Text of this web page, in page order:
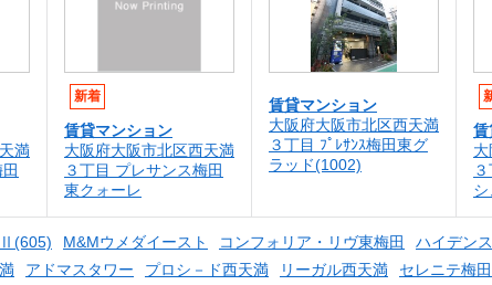
満
新着
賃貸マンション
大阪府大阪市北区西天満
３丁目 プレサンス梅田
東クォーレ
賃貸マンション
大阪府大阪市北区西天満
３丁目 ﾌﾟﾚｻﾝｽ梅田東グ
ラッド(1002)
賃
Ⅱ(605) M&Mウメダイースト コンフォリア・リヴ東梅田 ハイデン
アドマスタワー プロシ－ド西天満 リーガル西天満 セレニテ梅